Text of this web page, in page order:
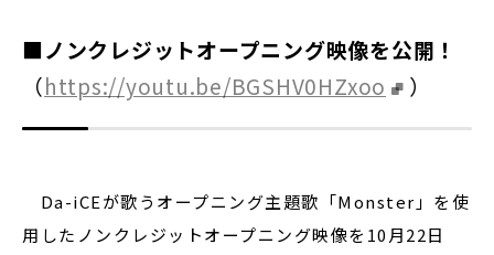
■ノンクレジットオープニング映像を公開！
（https://youtu.be/BGSHV0HZxoo ）
Da-iCEが歌うオープニング主題歌「Monster」を使
用したノンクレジットオープニング映像を10月22日